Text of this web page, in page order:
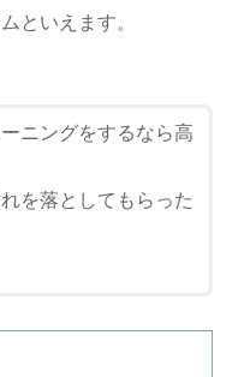
といえます。
ニングをするなら高
を落としてもらった